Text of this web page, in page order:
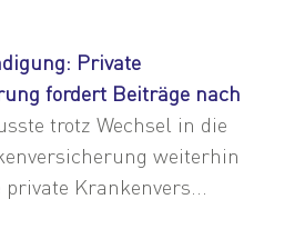
Private
fordert Beiträge nach
trotz Wechsel in die
weiterhin
Krankenvers...